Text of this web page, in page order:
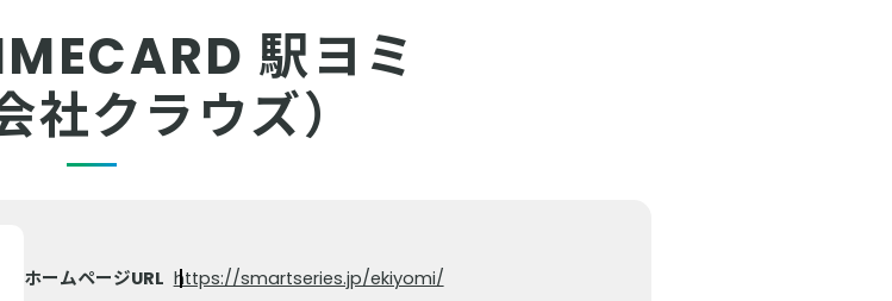
駅ヨミ
社クラウズ）
ホームページURL https://smartseries.jp/ekiyomi/